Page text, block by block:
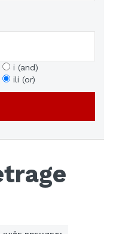
i (and)
ili (or)